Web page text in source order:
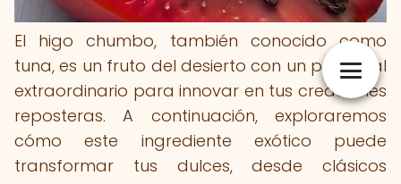
El higo chumbo, también conocido como
tuna, es un fruto del desierto con un potencial
extraordinario para innovar en tus creaciones
reposteras. A continuación, exploraremos
cómo este ingrediente exótico puede
transformar tus dulces, desde clásicos